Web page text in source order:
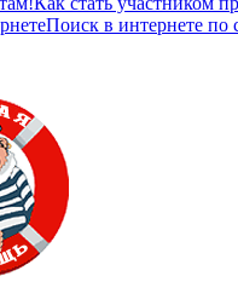
Поиск в интернете по